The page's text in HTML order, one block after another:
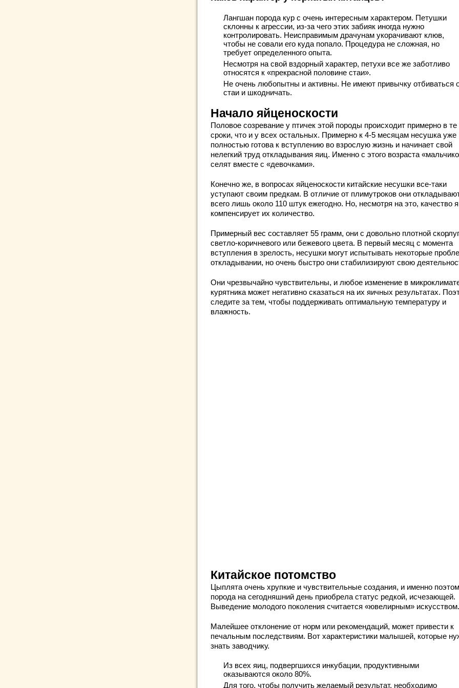
Лангшан порода кур с очень интересным характером. Петушки
склонны к агрессии, из-за чего этих забияк иногда нужно
контролировать. Неисправимым драчунам укорачивают клюв,
чтобы не совали его куда попало. Процедура не сложная, но
требует определенного опыта.
Несмотря на свой вздорный характер, петухи все же заботливо
относятся к «прекрасной половине стаи».
Не очень любопытны и активны. Не имеют привычку отбиваться
стаи и шкодничать.
Начало яйценоскости
Половое созревание у птичек этой породы происходит примерно в
сроки, что и у всех остальных. Примерно к 4-5 месяцам несушка уже
полностью готова к вступлению во взрослую жизнь и начинает свой
нелегкий труд откладывания яиц. Именно с этого возраста
селят вместе с «девочками».
Конечно же, в вопросах яйценоскости китайские несушки все-таки
уступают своим предкам. В отличие от плимутроков они
всего лишь около 110 штук ежегодно. Но, несмотря на это, качество
компенсирует их количество.
Примерный вес составляет 55 грамм, они с довольно плотной
светло-коричневого или бежевого цвета. В первый месяц с момента
вступления в зрелость, несушки могут испытывать некоторые
откладывании, но очень быстро они стабилизируют свою
Они чрезвычайно чувствительны, и любое изменение в
курятника может негативно сказаться на их яичных результатах.
следите за тем, чтобы поддерживать оптимальную температуру и
влажность.
Китайское потомство
Цыплята очень хрупкие и чувствительные создания, и именно
порода на сегодняшний день приобрела статус редкой, исчезающей.
Выведение молодого поколения считается «ювелирным» искусством.
Малейшее отклонение от норм или рекомендаций, может привести к
печальным последствиям. Вот характеристики малышей, которые
знать заводчику.
Из всех яиц, подвергшихся инкубации, продуктивными
оказываются около 80%.
Для того, чтобы получить желаемый результат, необходимо